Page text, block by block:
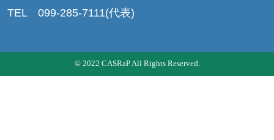
TEL 099-285-7111(代表)
© 2022 CASRaP All Rights Reserved.